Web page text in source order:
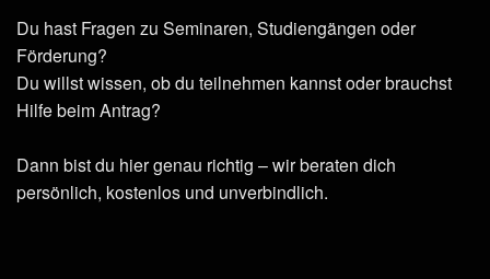
Du hast Fragen zu Seminaren, Studiengängen oder
Förderung?
Du willst wissen, ob du teilnehmen kannst oder brauchst
Hilfe beim Antrag?
Dann bist du hier genau richtig – wir beraten dich
persönlich, kostenlos und unverbindlich.